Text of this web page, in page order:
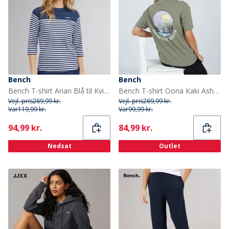
Bench
Bench T-shirt Arian Blå til Kvinder
Vejl. pris269,99 kr.
Var119,99 kr.
Current
94,99 kr.
Nedsat
Bench
Bench T-shirt Oona Kaki Ash Dame
Vejl. pris269,99 kr.
Var99,99 kr.
Current
84,99 kr.
Outlet